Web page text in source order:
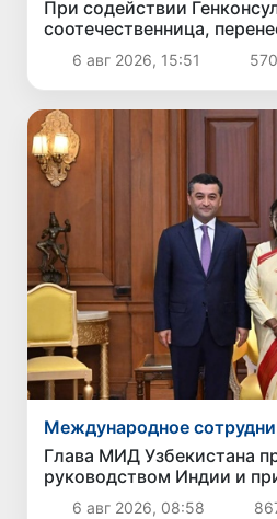
При содействии
соотечественница,
Алматы, вернулась на
6 авг 2026, 15:51 570
Международное
Глава МИД Узбекистана
руководством Индии и
Узбекско-индийском
6 авг 2026, 08:58